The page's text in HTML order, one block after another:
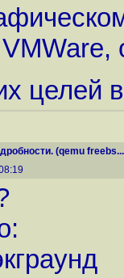
целей
(qemu